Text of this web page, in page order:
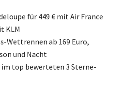
für 449 € mit Air France
KLM
Wettrennen ab 169 Euro,
und Nacht
im top bewerteten 3 Sterne-